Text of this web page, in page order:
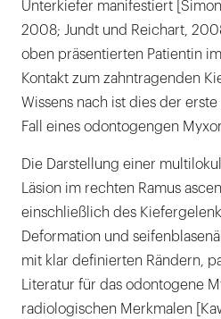
Unterkiefer manifestiert
2008; Jundt und Reichart,
oben präsentierten Patientin
Kontakt zum zahntragenden
Wissens nach ist dies der
Fall eines odontogengen
Die Darstellung einer
Läsion im rechten Ramus
einschließlich des
Deformation und
mit klar definierten Rändern,
Literatur für das odontogene
radiologischen Merkmalen